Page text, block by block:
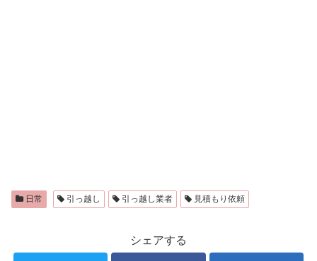
日常 引っ越し 引っ越し業者 見積もり依頼
シェアする